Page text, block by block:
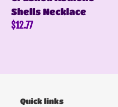
Shells Necklace
Precio
$12.77
Quick links